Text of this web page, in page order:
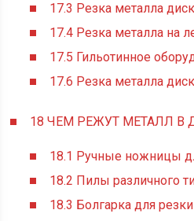
17.3 Резка металла
17.4 Резка металла на
17.5 Гильотинное
17.6 Резка металла
18 ЧЕМ РЕЖУТ МЕТАЛЛ В
18.1 Ручные ножницы
18.2 Пилы различного
18.3 Болгарка для